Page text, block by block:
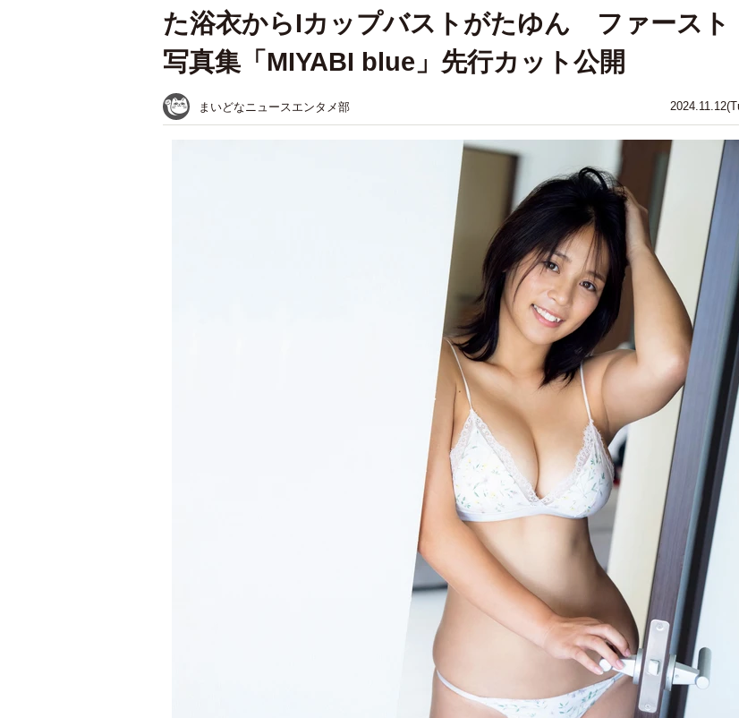
た浴衣からIカップバストがたゆん ファースト
写真集「MIYABI blue」先行カット公開
まいどなニュースエンタメ部